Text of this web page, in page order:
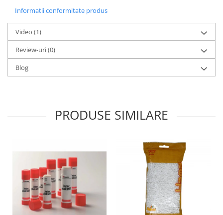
Pregătire pentru școală
Pregătirea scrierii de mână
Secventialitate
Sortare si numarare
Stiinte
Mărgele de călcat HAMA
Mărgele HAMA MIDI
Stimulare senzoriala
Stimulare auditiva
Stimulare olfactivă
Stimulare tactila
Stimulare vizuala
Informatii conformitate produs
Video (1)
Review-uri(0)
Blog
PRODUSE SIMILARE